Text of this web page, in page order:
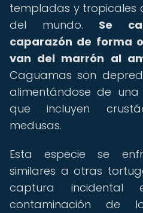
templadas y tropicales
del mundo. Se
caparazón de forma
van del marrón al
Caguamas son
alimentándose de
que incluyen
medusas.
Esta especie se
similares a otras
captura
contaminación de